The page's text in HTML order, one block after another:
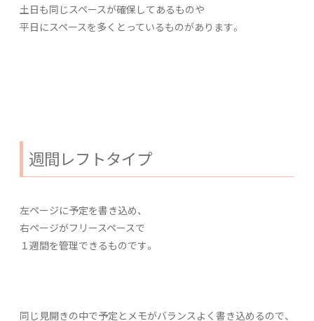
土日も同じスペースが確保してあるものや
平日にスペースを多くとっているものがあります。
週間レフトタイプ
左ページに予定を書き込め、
右ページがフリースペースで
１週間を管理できるものです。
同じ見開きの中で予定とメモがバランスよく書き込めるので、